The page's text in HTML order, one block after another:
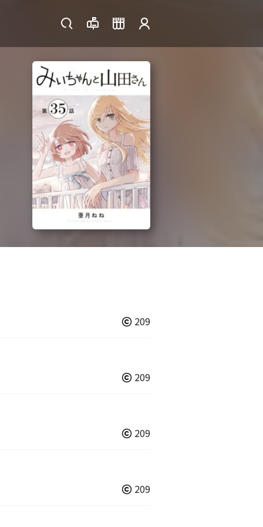
209
209
209
209